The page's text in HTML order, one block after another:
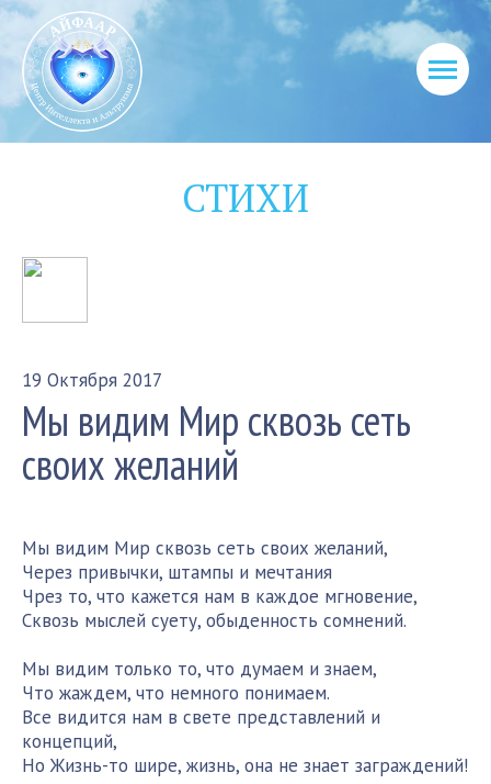
СТИХИ
19 Октября 2017
Мы видим Мир сквозь сеть
своих желаний
Мы видим Мир сквозь сеть своих желаний,
Через привычки, штампы и мечтания
Чрез то, что кажется нам в каждое мгновение,
Сквозь мыслей суету, обыденность сомнений.
Мы видим только то, что думаем и знаем,
Что жаждем, что немного понимаем.
Все видится нам в свете представлений и
концепций,
Но Жизнь-то шире, жизнь, она не знает заграждений!